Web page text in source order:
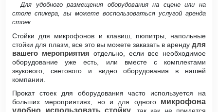
Для удобного размещения оборудования на сцене или на
столе спикера, вы можете воспользоваться услугой аренда
стоек.
Стойки для микрофонов и клавиш, пюпитры, напольные
стойки для плазм, все это вы можете заказать в аренду для
вашего мероприятия отдельно, если все необходимое
оборудование уже есть, или вместе с комплектами
звукового, светового и видео оборудования в нашей
компании.
Прокат стоек для оборудования часто используется на
больших мероприятиях, но и для одного микрофона
удобно использовать стойку, так как не придется